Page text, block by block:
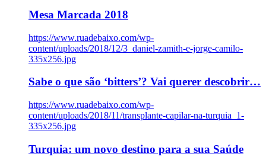
Mesa Marcada 2018
https://www.ruadebaixo.com/wp-
content/uploads/2018/12/3_daniel-zamith-e-jorge-camilo-
335x256.jpg
Sabe o que são ‘bitters’? Vai querer descobrir…
https://www.ruadebaixo.com/wp-
content/uploads/2018/11/transplante-capilar-na-turquia_1-
335x256.jpg
Turquia: um novo destino para a sua Saúde